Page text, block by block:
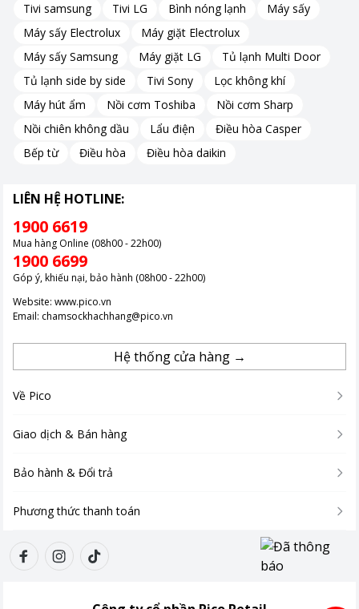
Tivi samsung Tivi LG Bình nóng lạnh
Máy sấy
Máy sấy Electrolux
Máy giặt Electrolux
Máy sấy Samsung
Máy giặt LG
Tủ lạnh Multi Door
Tủ lạnh side by side
Tivi Sony
Lọc không khí
Máy hút ẩm
Nồi cơm Toshiba
Nồi cơm Sharp
Nồi chiên không dầu
Lẩu điện
Điều hòa Casper
Bếp từ
Điều hòa Điều hòa daikin
LIÊN HỆ HOTLINE:
1900 6619
Mua hàng Online (08h00 - 22h00)
1900 6699
Góp ý, khiếu nại, bảo hành (08h00 - 22h00)
Website: www.pico.vn
Email: chamsockhachhang@pico.vn
Hệ thống cửa hàng →
Về Pico
Giao dịch & Bán hàng
Bảo hành & Đổi trả
Phương thức thanh toán